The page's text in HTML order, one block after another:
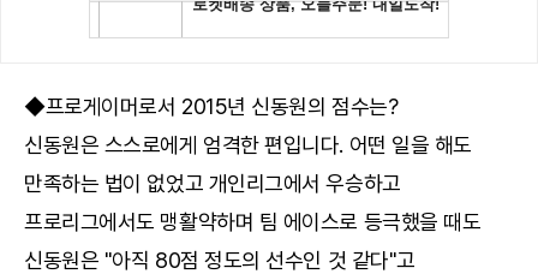
◆프로게이머로서 2015년 신동원의 점수는?
신동원은 스스로에게 엄격한 편입니다. 어떤 일을 해도
만족하는 법이 없었고 개인리그에서 우승하고
프로리그에서도 맹활약하며 팀 에이스로 등극했을 때도
신동원은 "아직 80점 정도의 선수인 것 같다"고